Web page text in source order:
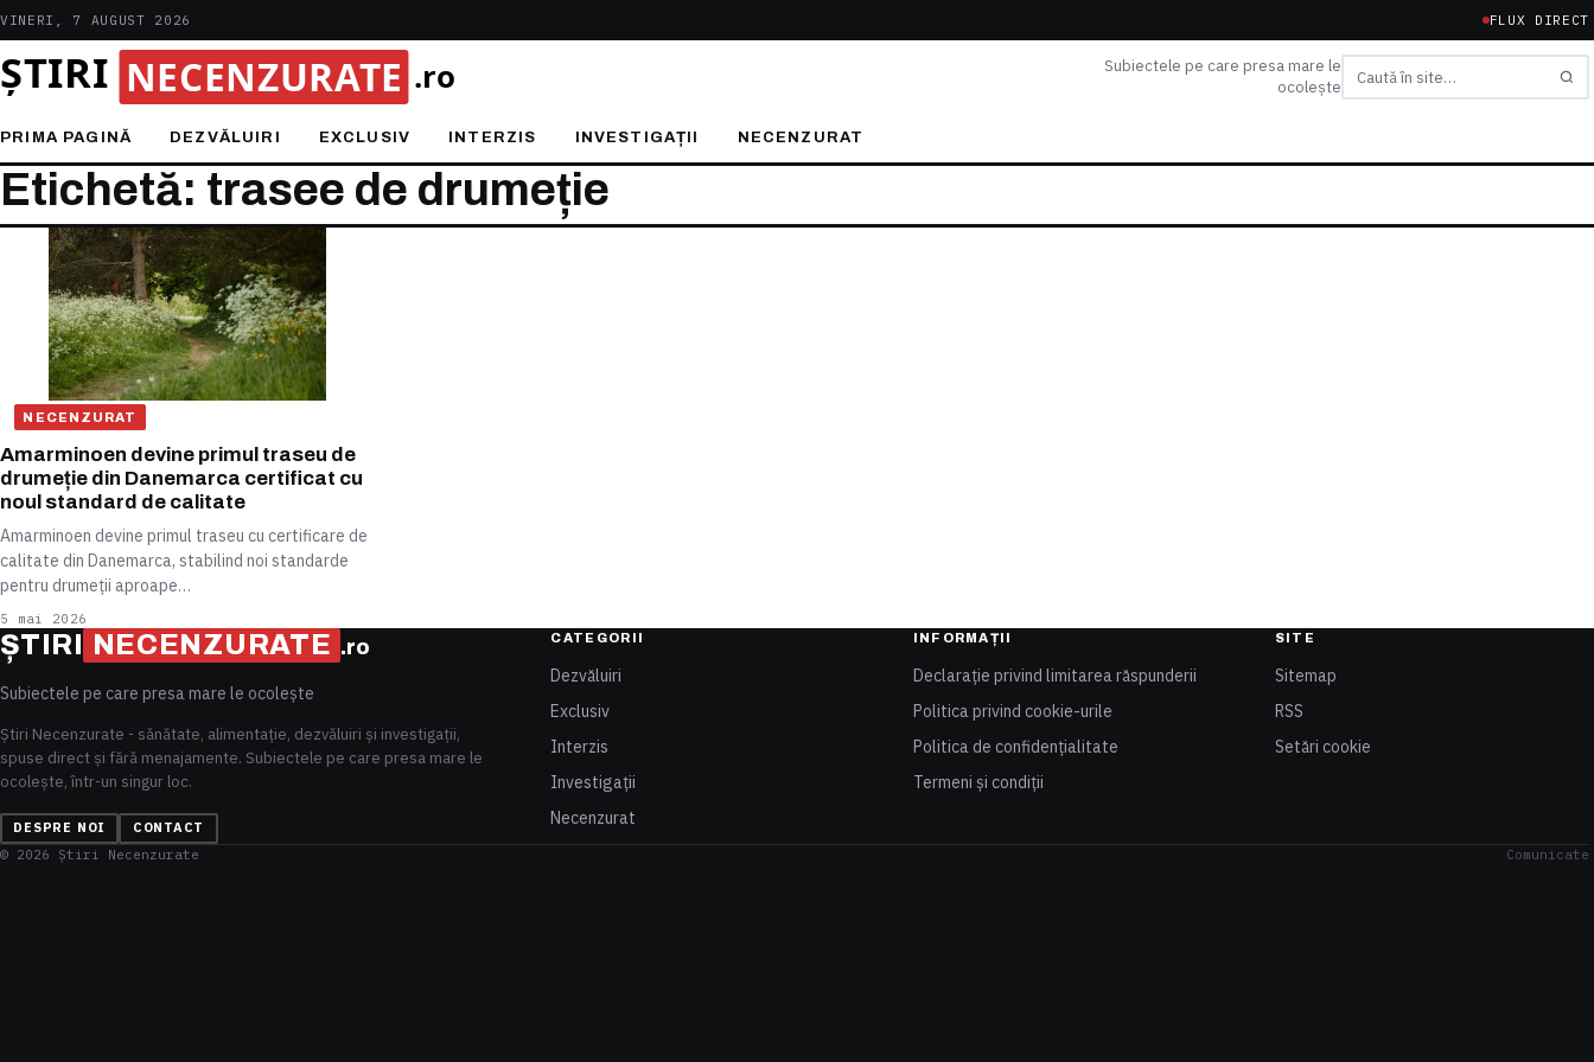
VINERI, 7 AUGUST 2026 FLUX DIRECT
Subiectele pe care presa mare le
ocolește
Caută
PRIMA PAGINĂ DEZVĂLUIRI EXCLUSIV INTERZIS INVESTIGAȚII NECENZURAT
Etichetă: trasee de drumeție
NECENZURAT
Amarminoen devine primul traseu de
drumeție din Danemarca certificat cu
noul standard de calitate
Amarminoen devine primul traseu cu certificare de
calitate din Danemarca, stabilind noi standarde
pentru drumeții aproape…
5 mai 2026
ȘTIRI NECENZURATE .ro
Subiectele pe care presa mare le ocolește
Știri Necenzurate - sănătate, alimentație, dezvăluiri și investigații,
spuse direct și fără menajamente. Subiectele pe care presa mare le
ocolește, într-un singur loc.
DESPRE NOI CONTACT
CATEGORII
Dezvăluiri
Exclusiv
Interzis
Investigații
Necenzurat
INFORMAȚII
Declarație privind limitarea răspunderii
Politica privind cookie-urile
Politica de confidențialitate
Termeni și condiții
SITE
Sitemap
RSS
Setări cookie
© 2026 Știri Necenzurate Comunicate